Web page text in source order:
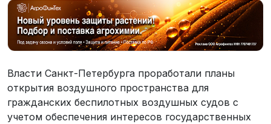
Власти Санкт-Петербурга проработали планы
открытия воздушного пространства для
гражданских беспилотных воздушных судов с
учетом обеспечения интересов государственных